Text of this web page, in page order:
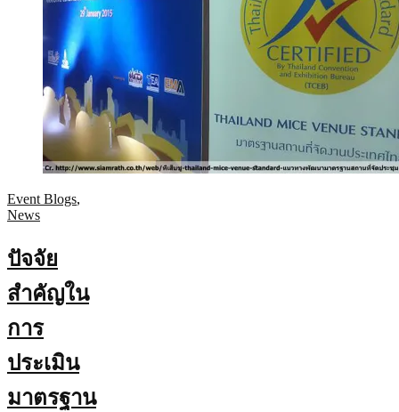
Event Blogs,
News
ปัจจัย
สำคัญใน
การ
ประเมิน
มาตรฐาน